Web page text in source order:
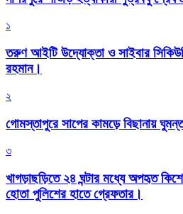
১
তরুণ আইটি উদ্যোক্তা ও সাইবার
রহমান।
২
গোমস্তাপুরে সাপের কামড়ে বিছানায়
৩
খাগড়াছড়িতে ২৪ ঘন্টার মধ্যে অপহৃত
হোতা পুলিশের হাতে গ্রেফতার।